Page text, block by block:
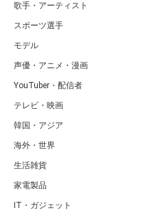
歌手・アーティスト
スポーツ選手
モデル
声優・アニメ・漫画
YouTuber・配信者
テレビ・映画
韓国・アジア
海外・世界
生活雑貨
家電製品
IT・ガジェット